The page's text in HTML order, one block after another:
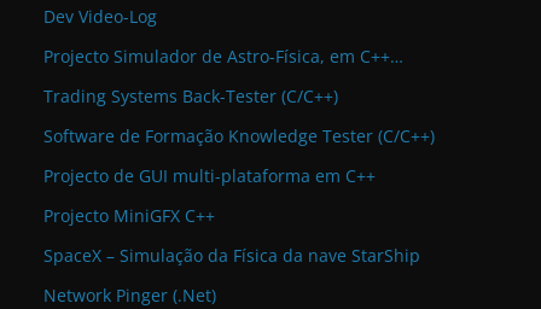
Dev Video-Log
Projecto Simulador de Astro-Física, em C++…
Trading Systems Back-Tester (C/C++)
Software de Formação Knowledge Tester (C/C++)
Projecto de GUI multi-plataforma em C++
Projecto MiniGFX C++
SpaceX – Simulação da Física da nave StarShip
Network Pinger (.Net)